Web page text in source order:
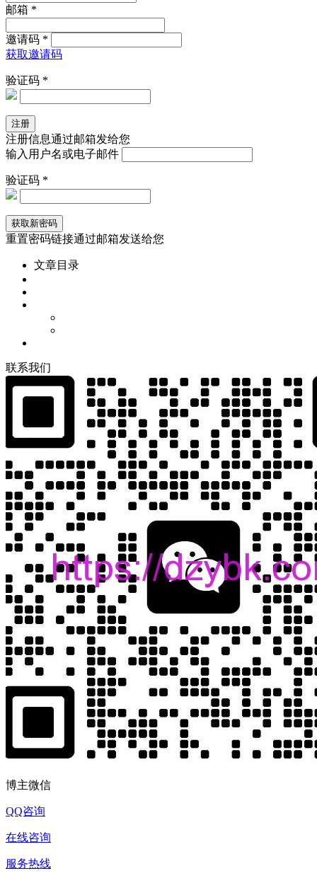
邮箱 *
邀请码 *
获取邀请码
验证码 *
注册信息通过邮箱发给您
输入用户名或电子邮件
验证码 *
重置密码链接通过邮箱发送给您
文章目录
联系我们
博主微信
QQ咨询
在线咨询
服务热线